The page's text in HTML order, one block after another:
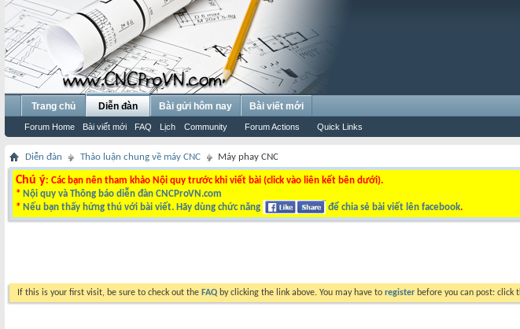
Trang chủ Diễn đàn
Forum Home Bài viết mới FAQ Lịch Community Forum Actions Quick Links
Bài gửi hôm nay Bài viết mới
Diễn đàn Thảo luận chung về máy CNC Máy phay CNC
Chú ý: Các bạn nên tham khảo Nội quy trước khi viết bài (click vào liên kết bên dưới).
* Nội quy và Thông báo diễn đàn CNCProVN.com
* Nếu bạn thấy hứng thú với bài viết. Hãy dùng chức năng để chia sẻ bài viết lên facebook.
If this is your first visit, be sure to check out the FAQ by clicking the link above. You may have to register before you can post: